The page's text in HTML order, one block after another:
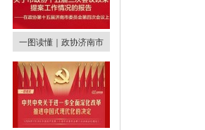
一图读懂｜政协济南市